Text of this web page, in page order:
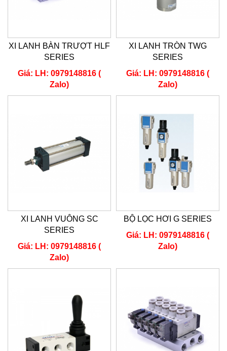
XI LANH BÀN TRƯỢT HLF
SERIES
Giá: LH: 0979148816 (
Zalo)
XI LANH TRÒN TWG
SERIES
Giá: LH: 0979148816 (
Zalo)
XI LANH VUÔNG SC
SERIES
Giá: LH: 0979148816 (
Zalo)
BỘ LỌC HƠI G SERIES
Giá: LH: 0979148816 (
Zalo)